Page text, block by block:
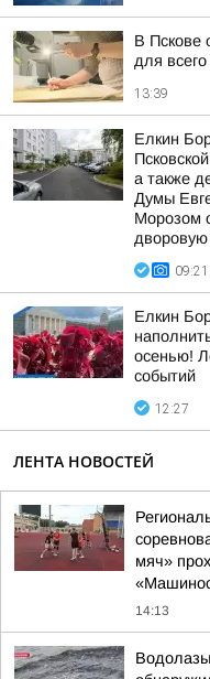
В Пскове
для
13:39
Елкин
а также
Думы
Морозом
09:21
Елкин
осенью!
событий
12:27
ЛЕНТА НОВОСТЕЙ
мяч»
14:13